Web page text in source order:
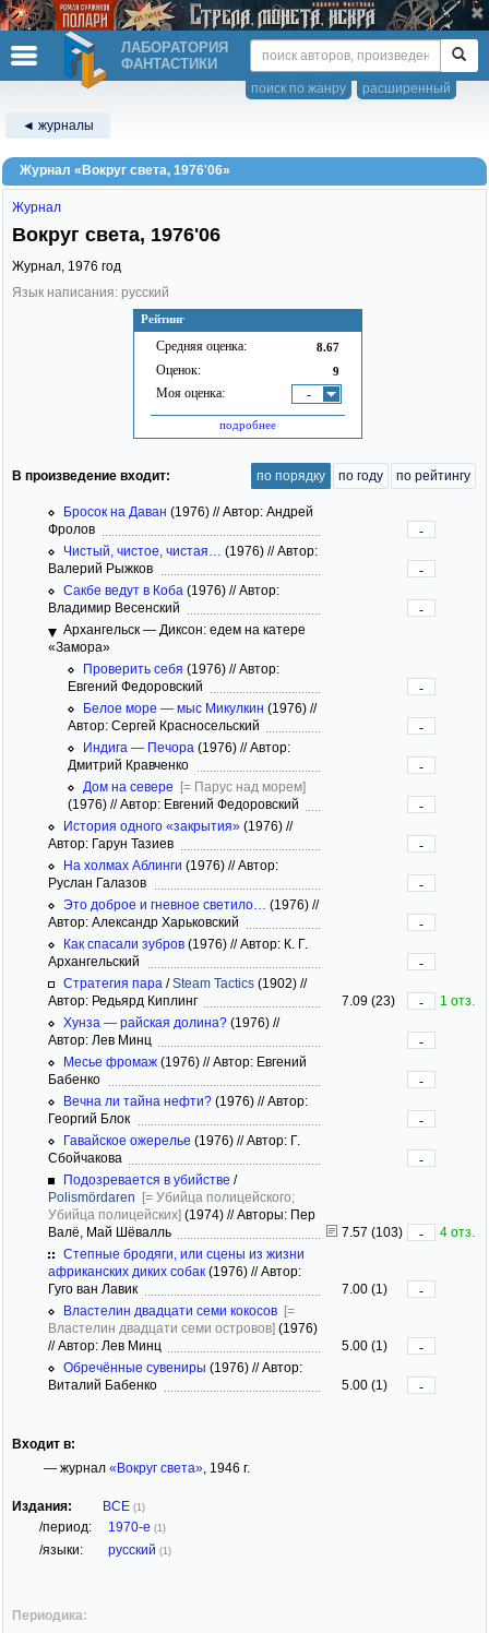
ЛАБОРАТОРИЯ
ФАНТАСТИКИ
расширенный
поиск по жанру
◄ журналы
Журнал «Вокруг света, 1976'06»
Рейтинг
Средняя оценка: 8.67
Оценок: 9
Моя оценка: -
подробнее
Журнал
Вокруг света, 1976'06
Журнал, 1976 год
Язык написания: русский
В произведение входит: по порядку по году по рейтингу
Бросок на Даван (1976) //Автор: Андрей
Фролов
-
Чистый, чистое, чистая…
(1976) //Автор:
Валерий Рыжков
-
Сакбе ведут в Коба (1976) //Автор:
Владимир Весенский
-
Архангельск — Диксон: едем на катере
«Замора»
Проверить себя (1976) //Автор:
Евгений Федоровский
-
Белое море — мыс Микулкин (1976) //
Автор: Сергей Красносельский
-
Индига — Печора (1976) //Автор:
Дмитрий Кравченко
-
Дом на севере [= Парус над морем]
(1976) //Автор: Евгений Федоровский
-
История одного «закрытия» (1976) //
Автор: Гарун Тазиев
-
На холмах Аблинги (1976) //Автор:
Руслан Галазов
-
Это доброе и гневное светило…
(1976) //
Автор: Александр Харьковский
-
Как спасали зубров (1976) //Автор: К. Г.
Архангельский
-
Стратегия пара /Steam Tactics (1902) //
Автор: Редьярд Киплинг
7.09 (23) -
1 отз.
Хунза — райская долина? (1976) //
Автор: Лев Минц
-
Месье фромаж (1976) //Автор: Евгений
Бабенко
-
Вечна ли тайна нефти? (1976) //Автор:
Георгий Блок
-
Гавайское ожерелье (1976) //Автор: Г.
Сбойчакова
-
Подозревается в убийстве /
Polismördaren [= Убийца полицейского;
Убийца полицейских] (1974) //Авторы: Пер
Валё, Май Шёвалль
7.57 (103) -
4 отз.
Степные бродяги, или сцены из жизни
африканских диких собак (1976) //Автор:
Гуго ван Лавик
7.00 (1)
-
Властелин двадцати семи кокосов [=
Властелин двадцати семи островов] (1976)
//Автор: Лев Минц 5.00 (1)
-
Обречённые сувениры (1976) //Автор:
Виталий Бабенко
5.00 (1) -
Входит в:
— журнал «Вокруг света», 1946 г.
Издания: ВСЕ (1)
/период: 1970-е (1)
/языки: русский (1)
Периодика: